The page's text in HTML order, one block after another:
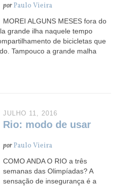
porPaulo Vieira
MOREI ALGUNS MESES fora do
grande ilha naquele tempo
de bicicletas que
Tampouco a grande malha
JULHO 11, 2016
Rio: modo de usar
porPaulo Vieira
COMO ANDA O RIO a três
semanas das Olimpíadas? A
sensação de insegurança é a